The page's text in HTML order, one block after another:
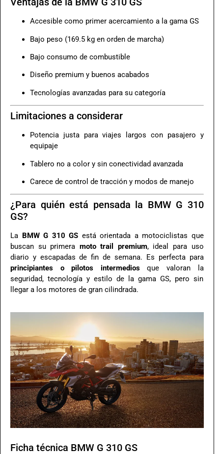
Accesible como primer acercamiento a la gama GS
Bajo peso (169.5 kg en orden de marcha)
Bajo consumo de combustible
Diseño premium y buenos acabados
Tecnologías avanzadas para su categoría
Limitaciones a considerar
Potencia justa para viajes largos con pasajero y
equipaje
Tablero no a color y sin conectividad avanzada
Carece de control de tracción y modos de manejo
¿Para quién está pensada la BMW G 310
GS?
La BMW G 310 GS está orientada a motociclistas que
buscan su primera moto trail premium, ideal para uso
diario y escapadas de fin de semana. Es perfecta para
principiantes o pilotos intermediosque valoran la
seguridad, tecnología y estilo de la gama GS, pero sin
llegar a los motores de gran cilindrada.
Ficha técnica BMW G 310 GS